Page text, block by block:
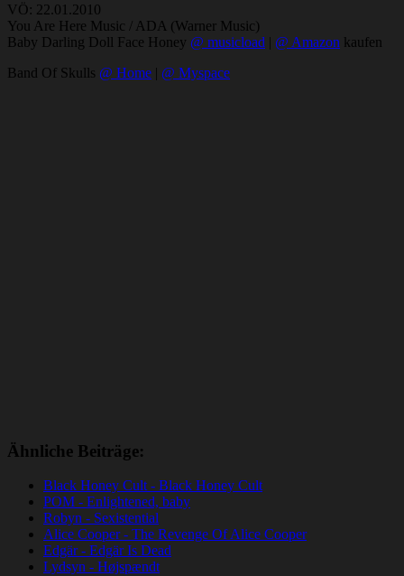
VÖ: 22.01.2010
You Are Here Music / ADA (Warner Music)
Baby Darling Doll Face Honey @ musicload | @ Amazon kaufen
Band Of Skulls @ Home | @ Myspace
Ähnliche Beiträge:
Black Honey Cult - Black Honey Cult
POM - Enlightened, baby
Robyn - Sexistential
Alice Cooper - The Revenge Of Alice Cooper
Edgär - Edgär Is Dead
Lydsyn - Højspændt